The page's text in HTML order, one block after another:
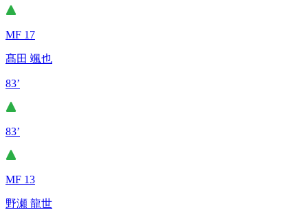
MF 17
髙田 颯也
83’
83’
MF 13
野瀬 龍世